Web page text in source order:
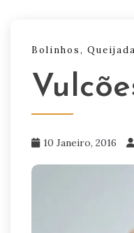
Bolinhos,
10 Janeiro, 2016